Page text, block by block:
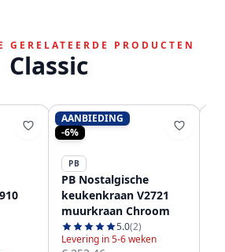
GERELATEERDE PRODUCTEN
Classic
AANBIEDING
-6%
PB
PB Nostalgische
keukenkraan V2721
muurkraan Chroom
5.0(2)
Levering in 5-6 weken